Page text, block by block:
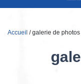
Accueil / galerie de photos